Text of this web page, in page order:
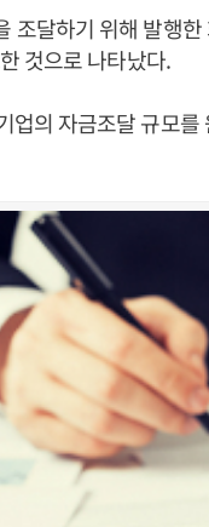
조달하기 위해 발행
것으로 나타났다.
업의 자금조달 규모